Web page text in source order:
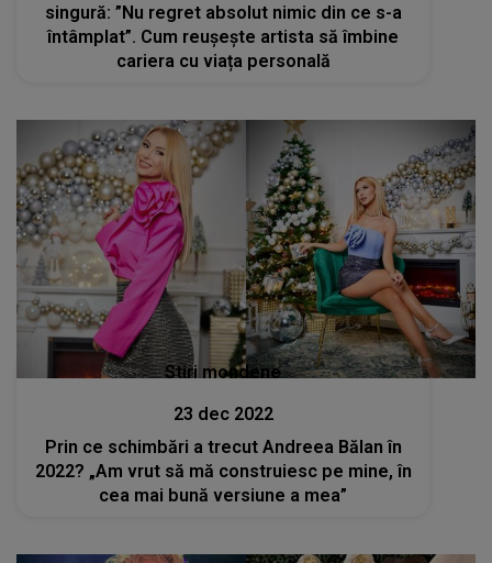
singură: ”Nu regret absolut nimic din ce s-a
întâmplat”. Cum reușește artista să îmbine
cariera cu viața personală
Stiri mondene
23 dec 2022
Prin ce schimbări a trecut Andreea Bălan în
2022? „Am vrut să mă construiesc pe mine, în
cea mai bună versiune a mea”